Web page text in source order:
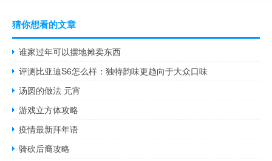
猜你想看的文章
谁家过年可以摆地摊卖东西
评测比亚迪S6怎么样：独特韵味更趋向于大众口味
汤圆的做法 元宵
游戏立方体攻略
疫情最新拜年语
骑砍后裔攻略